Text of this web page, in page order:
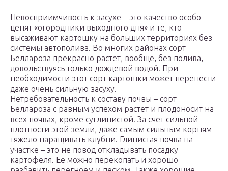
Невосприимчивость к засухе – это качество особо
ценят «огородники выходного дня» и те, кто
высаживают картошку на больших территориях без
системы автополива. Во многих районах сорт
Беллароза прекрасно растет, вообще, без полива,
довольствуясь только дождевой водой. При
необходимости этот сорт картошки может перенести
даже очень сильную засуху.
Нетребовательность к составу почвы – сорт
Беллароза с равным успехом растет и плодоносит на
всех почвах, кроме суглинистой. За счет сильной
плотности этой земли, даже самым сильным корням
тяжело наращивать клубни. Глинистая почва на
участке – это не повод откладывать посадку
картофеля. Ее можно перекопать и хорошо